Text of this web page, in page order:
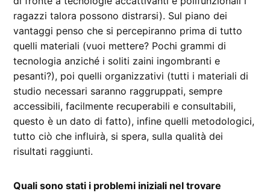
ragazzi talora possono distrarsi). Sul piano dei
vantaggi penso che si percepiranno prima di tutto
quelli materiali (vuoi mettere? Pochi grammi di
tecnologia anziché i soliti zaini ingombranti e
pesanti?), poi quelli organizzativi (tutti i materiali di
studio necessari saranno raggruppati, sempre
accessibili, facilmente recuperabili e consultabili,
questo è un dato di fatto), infine quelli metodologici,
tutto ciò che influirà, si spera, sulla qualità dei
risultati raggiunti.
Quali sono stati i problemi iniziali nel trovare